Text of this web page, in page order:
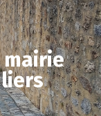
mairie